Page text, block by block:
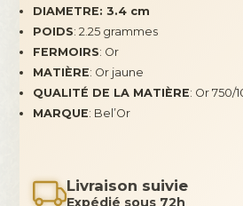
DIAMETRE: 3.4 cm
POIDS: 2.25 grammes
FERMOIRS: Or
MATIÈRE: Or jaune
QUALITÉ DE LA MATIÈRE: Or 750/
MARQUE: Bel’Or
Livraison suivie
Expédié sous 72h